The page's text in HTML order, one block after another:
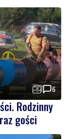
6
Rodzinny
gości